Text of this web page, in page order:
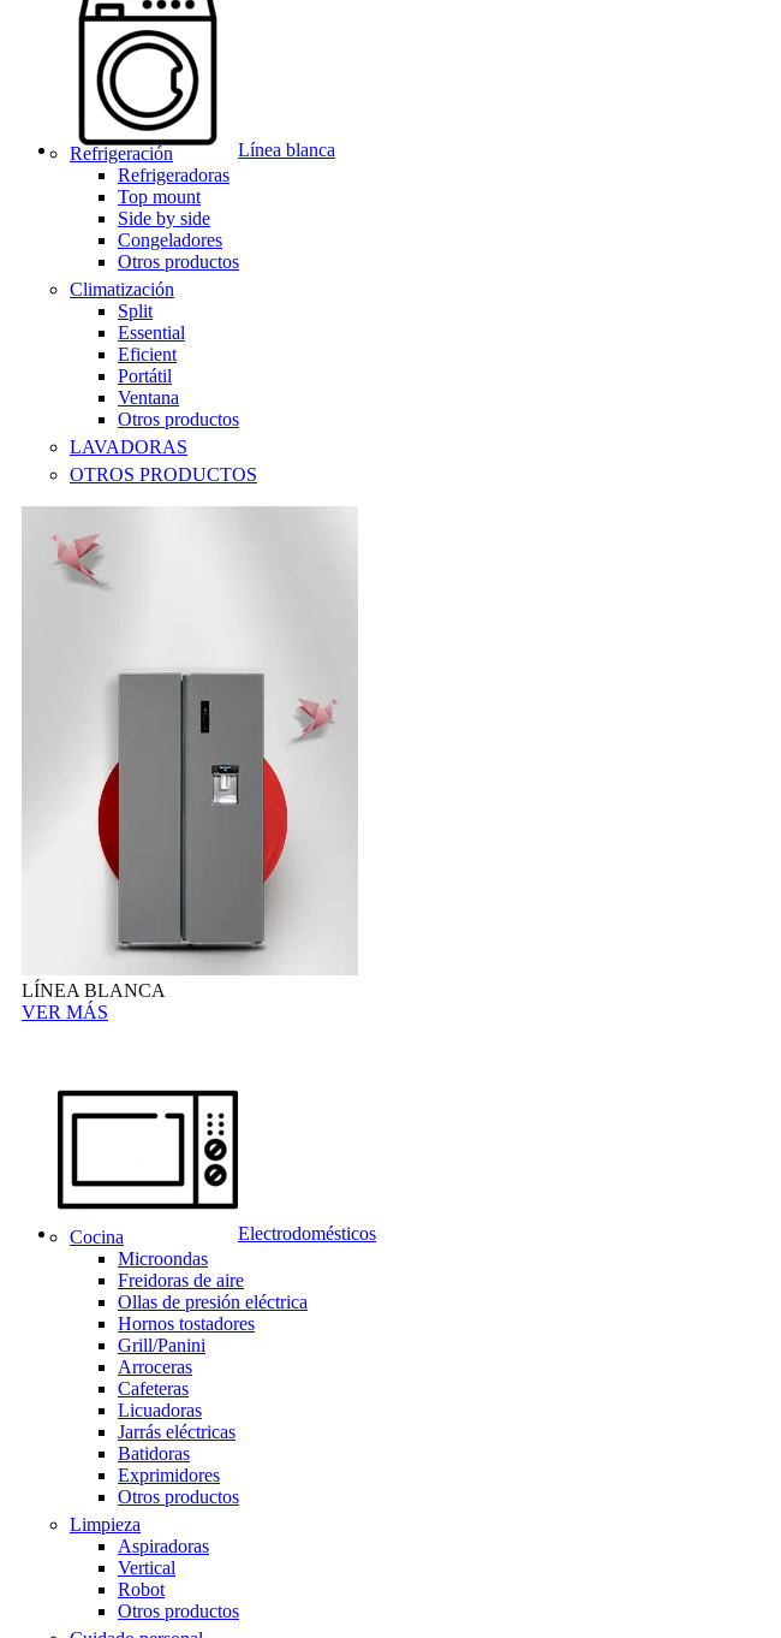
Línea blanca
Refrigeración
Refrigeradoras
Top mount
Side by side
Congeladores
Otros productos
Climatización
Split
Essential
Eficient
Portátil
Ventana
Otros productos
LAVADORAS
OTROS PRODUCTOS
LÍNEA BLANCA
VER MÁS
Electrodomésticos
Cocina
Microondas
Freidoras de aire
Ollas de presión eléctrica
Hornos tostadores
Grill/Panini
Arroceras
Cafeteras
Licuadoras
Jarrás eléctricas
Batidoras
Exprimidores
Otros productos
Limpieza
Aspiradoras
Vertical
Robot
Otros productos